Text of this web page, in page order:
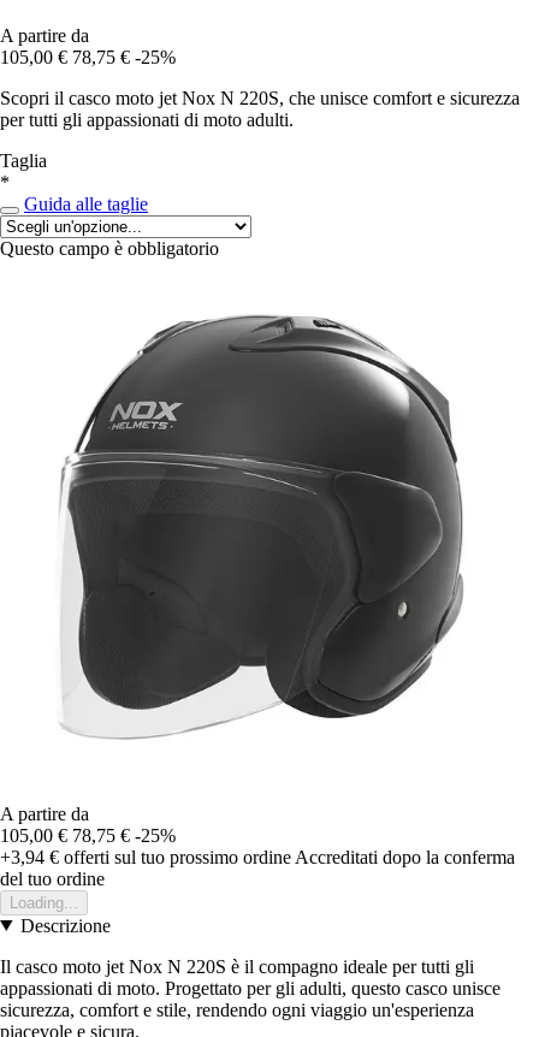
A partire da
105,00 € 78,75 € -25%
Scopri il casco moto jet Nox N 220S, che unisce comfort e sicurezza
per tutti gli appassionati di moto adulti.
Taglia
*
Guida alle taglie
Questo campo è obbligatorio
A partire da
105,00 € 78,75 € -25%
+3,94 € offerti sul tuo prossimo ordine Accreditati dopo la conferma
del tuo ordine
Loading...
Descrizione
Il casco moto jet Nox N 220S è il compagno ideale per tutti gli
appassionati di moto. Progettato per gli adulti, questo casco unisce
sicurezza, comfort e stile, rendendo ogni viaggio un'esperienza
piacevole e sicura.